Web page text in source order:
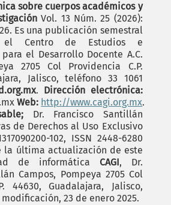
sobre cuerpos académicos y
Vol. 13 Núm. 25 (2026):
Es una publicación semestral
Centro de Estudios e
el Desarrollo Docente A.C.
2705 Col Providencia C.P.
Jalisco, teléfono 33 1061
. Dirección electrónica:
Web: http://www.cagi.org.mx.
Dr. Francisco Santillán
de Derechos al Uso Exclusivo
102, ISSN 2448-6280
la última actualización de este
de informática CAGI, Dr.
Campos, Pompeya 2705 Col
44630, Guadalajara, Jalisco,
23 de enero 2025.